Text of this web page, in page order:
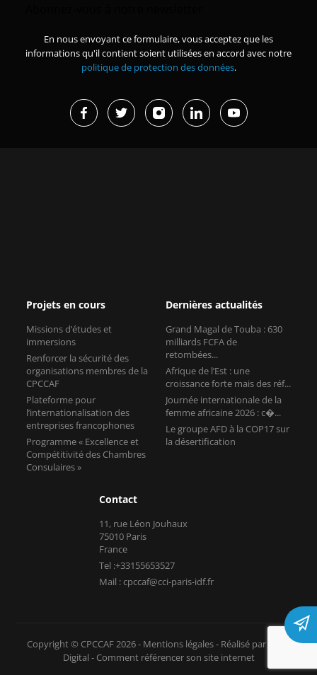
En nous envoyant ce formulaire, vous acceptez que les
informations qu'il contient soient utilisées en accord avec notre
politique de protection des données.
Projets en cours
Missions d’études et
immersions
Renforcer la sécurité des
organisations membres de la
CPCCAF
Plateforme pour
l’internationalisation des
entreprises francophones
Programme « Excellence et
Compétitivité des Chambres
Consulaires »
Dernières actualités
Grand Magal de Touba : 630
milliards FCFA de
retombées...
Afrique de l’Est : une
croissance forte mais des réf...
Journée internationale de la
femme africaine 2026 : c�...
Le groupe AFD à la COP17 sur
la désertification
Contact
11, rue Léon Jouhaux
75010 Paris
France
Tel :+33155653527
Mail : cpccaf@cci-paris-idf.fr
Copyright © CPCCAF 2026 - Mentions légales- Réalisé par Tokiz
Digital - Comment référencer son site internet